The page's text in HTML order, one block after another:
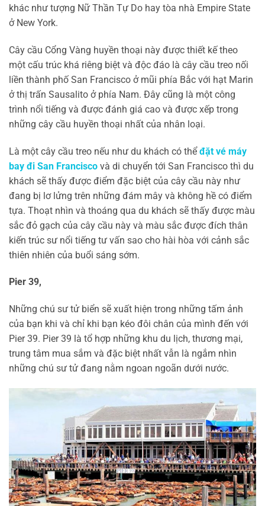
khác như tượng Nữ Thần Tự Do hay tòa nhà Empire State
ở New York.
Cây cầu Cổng Vàng huyền thoại này được thiết kế theo
một cấu trúc khá riêng biệt và độc đáo là cây cầu treo nối
liền thành phố San Francisco ở mũi phía Bắc với hạt Marin
ở thị trấn Sausalito ở phía Nam. Đây cũng là một công
trình nổi tiếng và được đánh giá cao và được xếp trong
những cây cầu huyền thoại nhất của nhân loại.
Là một cây cầu treo nếu như du khách có thểđặt vé máy
bay đi San Francisco và di chuyển tới San Francisco thì du
khách sẽ thấy được điểm đặc biệt của cây cầu này như
đang bị lơ lửng trên những đám mây và không hề có điểm
tựa. Thoạt nhìn và thoáng qua du khách sẽ thấy được màu
sắc đỏ gạch của cây cầu này và màu sắc được đích thân
kiến trúc sư nổi tiếng tư vấn sao cho hài hòa với cảnh sắc
thiên nhiên của buổi sáng sớm.
Pier 39,
Những chú sư tử biển sẽ xuất hiện trong những tấm ảnh
của bạn khi và chỉ khi bạn kéo đôi chân của mình đến với
Pier 39. Pier 39 là tổ hợp những khu du lịch, thương mại,
trung tâm mua sắm và đặc biệt nhất vẫn là ngắm nhìn
những chú sư tử đang nằm ngoan ngoãn dưới nước.